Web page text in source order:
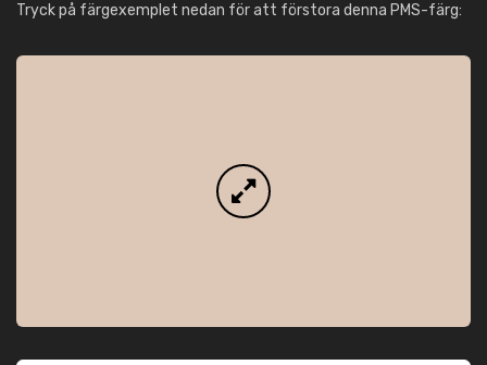
Tryck på färgexemplet nedan för att förstora denna PMS-färg: